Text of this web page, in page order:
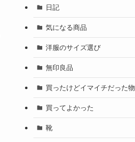
日記
気になる商品
洋服のサイズ選び
無印良品
買ったけどイマイチだった物
買ってよかった
靴